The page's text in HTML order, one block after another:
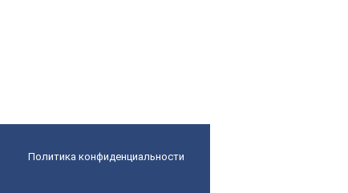
Политика конфиденциальности